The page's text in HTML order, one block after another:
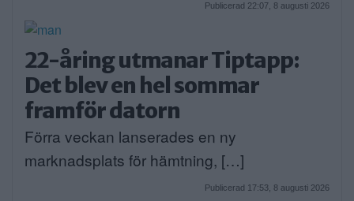
Publicerad 22:07, 8 augusti 2026
22-åring utmanar Tiptapp:
Det blev en hel sommar
framför datorn
Förra veckan lanserades en ny
marknadsplats för hämtning, […]
Publicerad 17:53, 8 augusti 2026